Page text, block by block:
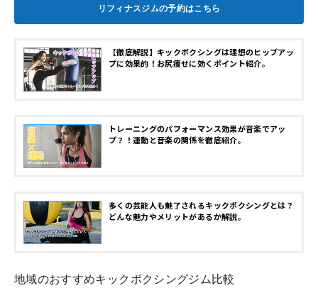
リフィナスジムの予約はこちら
【徹底解説】キックボクシングは理想のヒップアッ
プに効果的！お尻痩せに効くポイント紹介。
トレーニングのパフォーマンス効果が音楽でアッ
プ？！運動と音楽の関係を徹底紹介。
多くの芸能人も魅了されるキックボクシングとは？
どんな魅力やメリットがあるか解説。
地域のおすすめキックボクシングジム比較